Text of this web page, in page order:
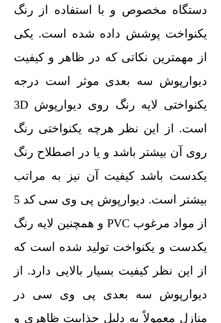
دستگاه مخصوص و با استفاده از رنگ
یکنواخت پوشش داده شده است. یکی
از مهمترین نکاتی که در ظاهر و کیفیت
دیوارپوش سه بعدی موثر است درجه
یکنواختی لایه رنگ روی دیوارپوش 3D
است. از این نظر هرچه یکنواختی رنگ
روی آن بیشتر باشد و یا در اصطلاح رنگ
یکدست باشد کیفیت آن نیز به مراتب
بیشتر است. دیوارپوش پی وی سی کد 5
از مواد مرغوب PVC و همچنین لایه رنگ
یکدست و یکنواخت تولید شده است که
از این نظر کیفیت بسیار بالایی دارد. از
دیوارپوش سه بعدی پی وی سی در
منازل معمولاً به دلیل جذابیت ظاهری و